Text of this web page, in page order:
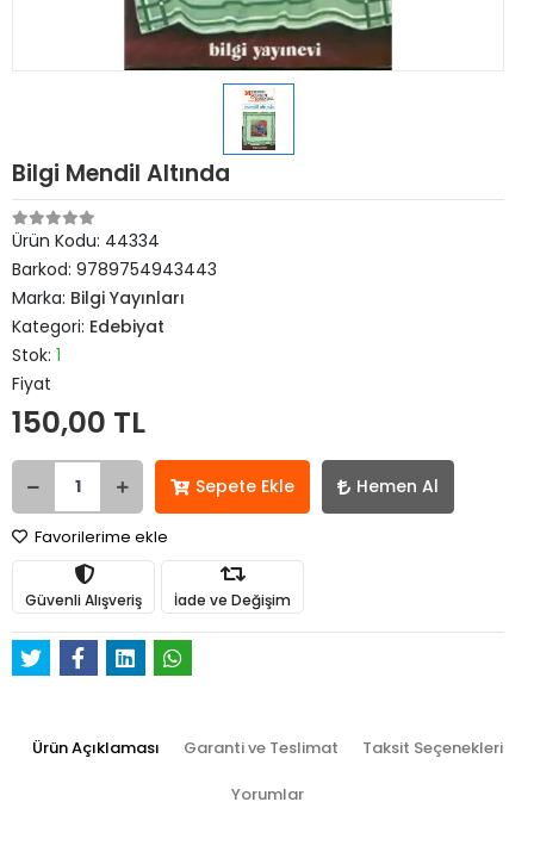
Bilgi Mendil Altında
Ürün Kodu: 44334
Barkod: 9789754943443
Marka: Bilgi Yayınları
Kategori: Edebiyat
Stok: 1
Fiyat
150,00 TL
Sepete Ekle Hemen Al
Favorilerime ekle
Güvenli Alışveriş İade ve Değişim
Ürün Açıklaması Garanti ve Teslimat Taksit Seçenekleri
Yorumlar